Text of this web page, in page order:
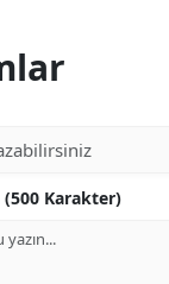
(500 Karakter)